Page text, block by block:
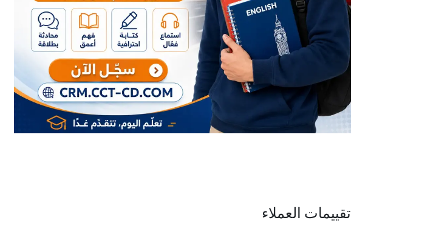
تقييمات العملاء